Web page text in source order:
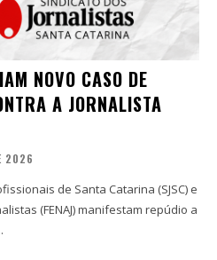
NOVO CASO DE
A JORNALISTA
2026
de Santa Catarina (SJSC) e
(FENAJ) manifestam repúdio a